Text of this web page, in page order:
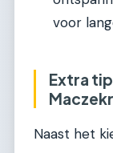
voor
Extra
Naast het